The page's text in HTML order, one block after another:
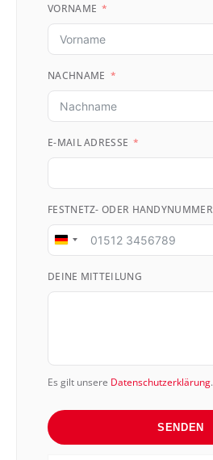
VORNAME
NACHNAME
E-MAIL ADRESSE
FESTNETZ- ODER HANDYNUMMER
Germany
DEINE MITTEILUNG
Es gilt unsere Datenschutzerklärung.
SENDEN